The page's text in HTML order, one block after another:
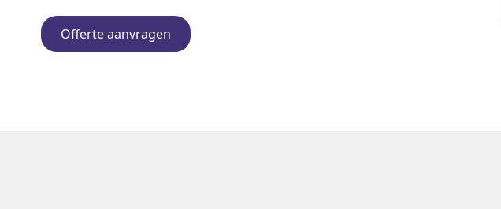
Offerte aanvragen